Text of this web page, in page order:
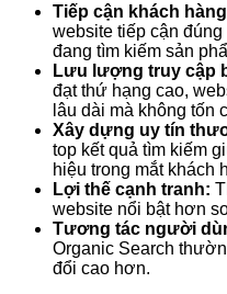
Tiếp cận khách
website tiếp cận
đang tìm kiếm sản
Lưu lượng truy cập
đạt thứ hạng cao,
lâu dài mà không tốn
Xây dựng uy tín
top kết quả tìm kiếm
hiệu trong mắt khách
Lợi thế cạnh tranh:
website nổi bật hơn
Tương tác người
Organic Search
đổi cao hơn.